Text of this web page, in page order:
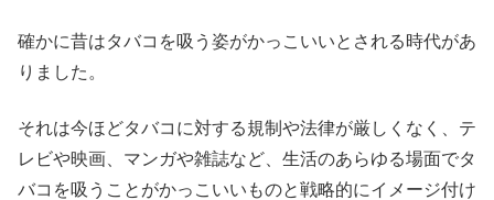
確かに昔はタバコを吸う姿がかっこいいとされる時代があ
りました。
それは今ほどタバコに対する規制や法律が厳しくなく、テ
レビや映画、マンガや雑誌など、生活のあらゆる場面でタ
バコを吸うことがかっこいいものと戦略的にイメージ付け